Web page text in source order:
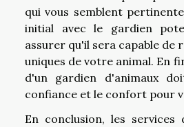
qui vous semblent
initial avec le gardien
assurer qu'il sera capable de
uniques de votre animal. En
d'un gardien d'animaux
confiance et le confort pour
En conclusion, les services